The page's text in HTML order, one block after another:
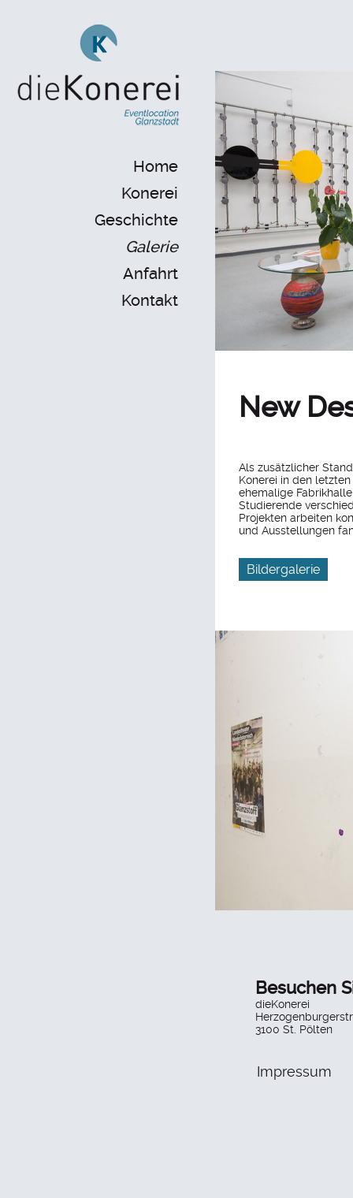
Home
Konerei
Geschichte
Galerie
Anfahrt
Kontakt
New
Als zusätzlicher
Konerei in den
ehemalige
Studierende
Projekten arbeiten
und Ausstellungen
Bildergalerie
Besuchen
dieKonerei
3100 St. Pölten
Impressum